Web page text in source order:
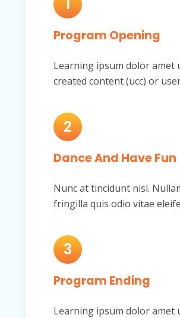
Program Opening
Learning ipsum dolor amet
created content (ucc) or
2
Dance And Have Fun
Nunc at tincidunt nisl.
fringilla quis odio vitae
3
Program Ending
Learning ipsum dolor amet